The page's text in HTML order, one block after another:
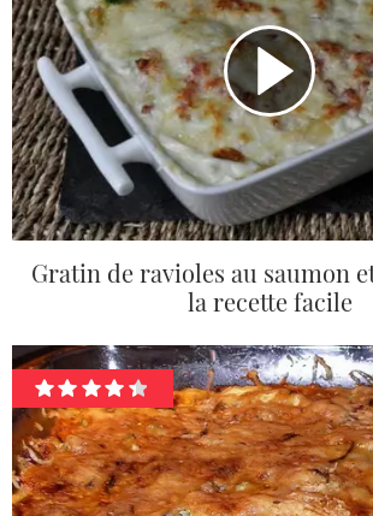
Gratin de ravioles au saumon
la recette facile